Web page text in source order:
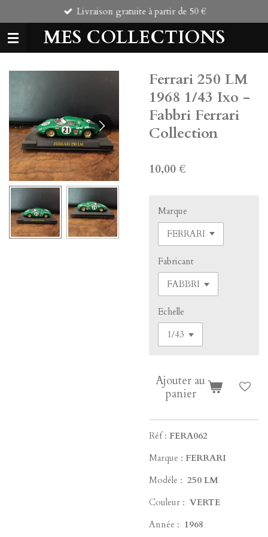
au
contenu
principal
MES COLLECTIONS
Livraison gratuite à partir de 50 €
Ferrari 250 LM
1968 1/43 Ixo -
Fabbri Ferrari
Collection
10,00 €
Marque
Fabricant
Echelle
Ajouter au
panier
Réf : FERA062
Marque : FERRARI
Modéle : 250 LM
Couleur : VERTE
Année : 1968